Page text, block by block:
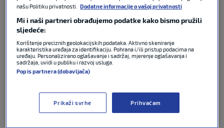
Je li mogao malo više mijenjati? Španjolski je
izbornik napravio svih šest zamjena, Dalić četiri.
“Nema smisla o tome razmišljati. Teško mi je, žao mi
Kako je reagiraoLuka Modrić
našu Politiku privatnosti.
Dodatne informacije o vašoj privatnosti
Mi i naši partneri obrađujemo podatke kako bismo pružili
sljedeće:
Korištenje preciznih geolokacijskih podataka. Aktivno skeniranje
karakteristika uređaja za identifikaciju. Pohrana i/ili pristup podacima na
uređaju. Personalizirano oglašavanje i sadržaj, mjerenje oglašavanja i
sadržaja, uvidi u publiku i razvoj usluga.
Popis partnera (dobavljača)
Prikaži svrhe Prihvaćam